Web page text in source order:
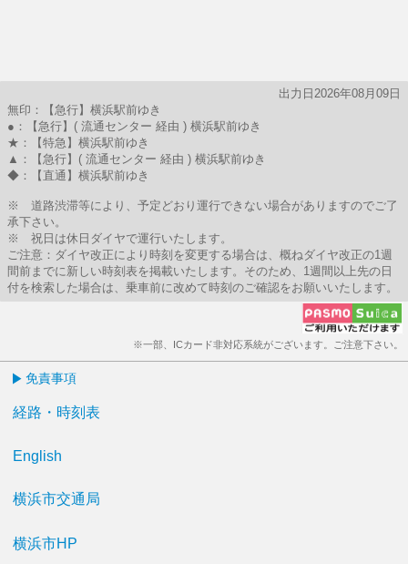
出力日2026年08月09日
無印：【急行】横浜駅前ゆき
●：【急行】( 流通センター 経由 ) 横浜駅前ゆき
★：【特急】横浜駅前ゆき
▲：【急行】( 流通センター 経由 ) 横浜駅前ゆき
◆：【直通】横浜駅前ゆき
※ 道路渋滞等により、予定どおり運行できない場合がありますのでご了
承下さい。
※ 祝日は休日ダイヤで運行いたします。
ご注意：ダイヤ改正により時刻を変更する場合は、概ねダイヤ改正の1週
間前までに新しい時刻表を掲載いたします。そのため、1週間以上先の日
付を検索した場合は、乗車前に改めて時刻のご確認をお願いいたします。
※一部、ICカード非対応系統がございます。ご注意下さい。
免責事項
経路・時刻表
English
横浜市交通局
横浜市HP